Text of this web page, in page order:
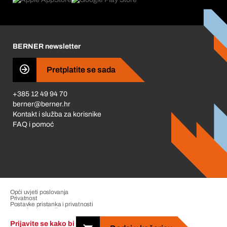
Prijavite se kako bi
Business Conduct
BERNER newsletter
Pretplatite se sada
+385 12 49 94 70
berner@berner.hr
Kontakt i služba za korisnike
FAQ i pomoć
Opći uvjeti poslovanja
Privatnost
Postavke pristanka i privatnosti
Upravljanje pritužbama